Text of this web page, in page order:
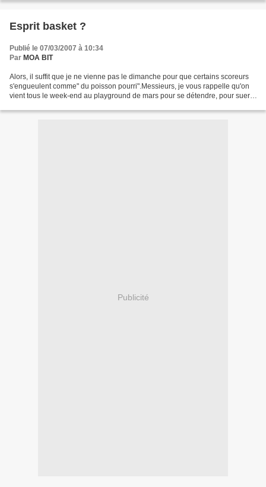
Esprit basket ?
Publié le 07/03/2007 à 10:34
Par MOA BIT
Alors, il suffit que je ne vienne pas le dimanche pour que certains scoreurs
s'engueulent comme" du poisson pourri".Messieurs, je vous rappelle qu'on
vient tous le week-end au playground de mars pour se détendre, pour suer,
Publicité